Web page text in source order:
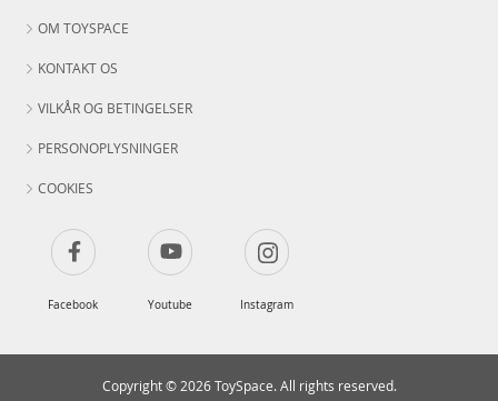
OM TOYSPACE
KONTAKT OS
VILKÅR OG BETINGELSER
PERSONOPLYSNINGER
COOKIES
Facebook Youtube Instagram
Copyright © 2026 ToySpace. All rights reserved.